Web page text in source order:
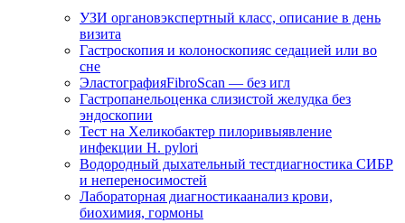
УЗИ органовэкспертный класс, описание в день
визита
Гастроскопия и колоноскопияс седацией или во
сне
ЭластографияFibroScan — без игл
Гастропанельоценка слизистой желудка без
эндоскопии
Тест на Хеликобактер пилоривыявление
инфекции H. pylori
Водородный дыхательный тестдиагностика СИБР
и непереносимостей
Лабораторная диагностикаанализ крови,
биохимия, гормоны